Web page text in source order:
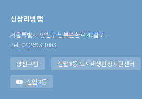
신삼리빙랩
서울특별시 양천구 남부순환로 40길 71
Tel. 02-2693-1003
양천구청 신월3동 도시재생현장지원센터
신월3동